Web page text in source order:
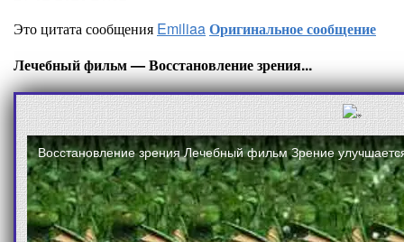
Это цитата сообщения EmiliaaОригинальное сообщение
Лечебный фильм — Восстановление зрения...